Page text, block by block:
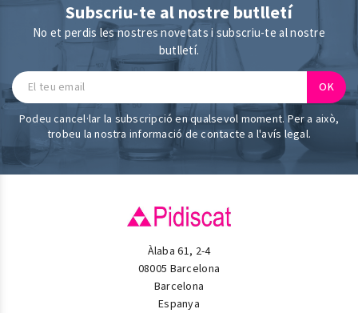
Subscriu-te al nostre butlletí
No et perdis les nostres novetats i subscriu-te al nostre
butlletí.
Podeu cancel·lar la subscripció en qualsevol moment. Per a això,
trobeu la nostra informació de contacte a l'avís legal.
Àlaba 61, 2-4
08005 Barcelona
Barcelona
Espanya